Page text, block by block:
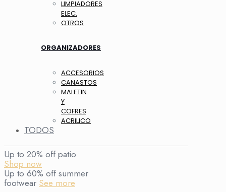
LIMPIADORES
ELEC.
OTROS
ORGANIZADORES
ACCESORIOS
CANASTOS
MALETIN
Y
COFRES
ACRILICO
TODOS
Up to 20% off patio
Shop now
Up to 60% off summer
footwear See more